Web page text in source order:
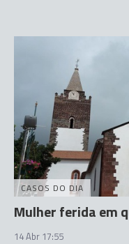
CASOS DO DIA
Mulher ferida em
14 Abr 17:55